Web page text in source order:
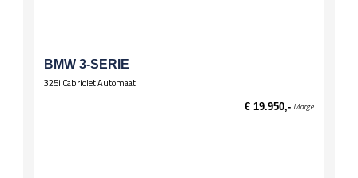
Stuurwiel
BMW 3-SERIE
325i Cabriolet Automaat
€ 19.950,- Marge